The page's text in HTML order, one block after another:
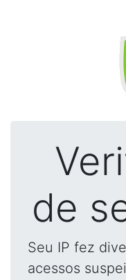
de
Seu IP fez
acessos